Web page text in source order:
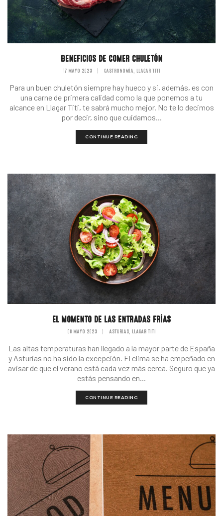
BENEFICIOS DE COMER CHULETÓN
17 MAYO 2023 GASTRONOMÍA, LLAGAR TITI
Para un buen chuletón siempre hay hueco y si, además, es con
una carne de primera calidad como la que ponemos a tu
alcance en Llagar Titi, te sabrá mucho mejor. No te lo decimos
por decir, sino que cuidamos...
CONTINUE READING
EL MOMENTO DE LAS ENTRADAS FRÍAS
08 MAYO 2023 ASTURIAS, LLAGAR TITI
Las altas temperaturas han llegado a la mayor parte de España
y Asturias no ha sido la excepción. El clima se ha empeñado en
avisar de que el verano está cada vez más cerca. Seguro que ya
estás pensando en...
CONTINUE READING